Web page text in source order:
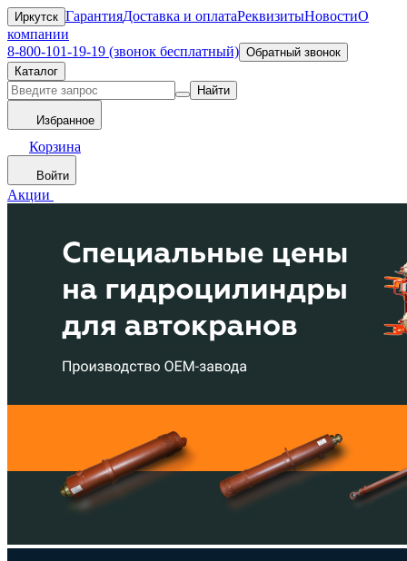
Иркутск ГарантияДоставка и оплатаРеквизитыНовостиО
компании
8-800-101-19-19 (звонок бесплатный) Обратный звонок
Каталог
Найти
Избранное
Корзина
Войти
Акции